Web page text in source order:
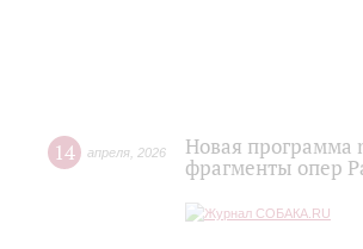
14 апреля 2026
Новая программа
фрагменты опер